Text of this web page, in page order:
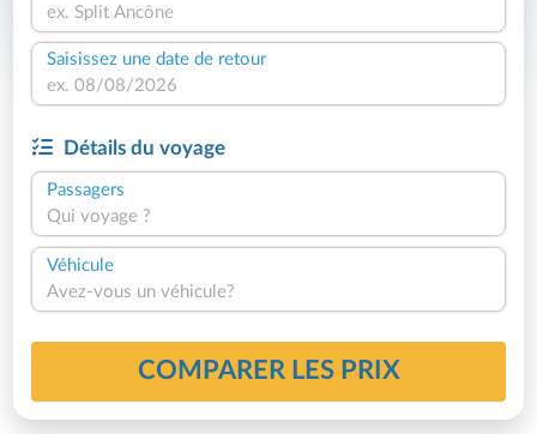
Saisissez une date de retour
Détails du voyage
Passagers
Qui voyage ?
Véhicule
Avez-vous un véhicule?
COMPARER LES PRIX